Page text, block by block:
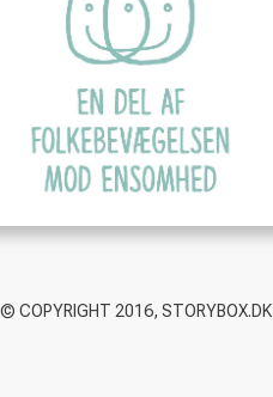
© COPYRIGHT 2016, STORYBOX.DK